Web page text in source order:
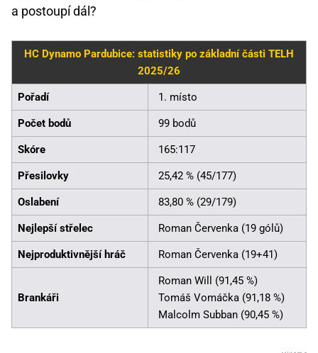
a postoupí dál?
HC Dynamo Pardubice: statistiky po základní části TELH
2025/26
Pořadí 1. místo
Počet bodů 99 bodů
Skóre 165:117
Přesilovky 25,42 % (45/177)
Oslabení 83,80 % (29/179)
Nejlepší střelec Roman Červenka (19 gólů)
Nejproduktivnější hráč Roman Červenka (19+41)
Brankáři
Roman Will (91,45 %)
Tomáš Vomáčka (91,18 %)
Malcolm Subban (90,45 %)